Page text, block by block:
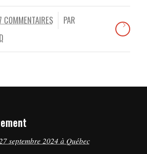
COMMENTAIRES
PAR
septembre 2024 à Québec